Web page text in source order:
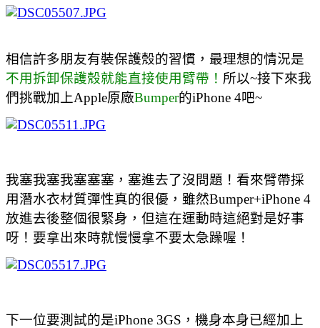
相信許多朋友有裝保護殼的習慣，最理想的情況是
不用拆卸保護殼就能直接使用臂帶！ 所以~接下來我
們挑戰加上Apple原廠Bumper的iPhone 4吧~
我塞我塞我塞塞塞，塞進去了沒問題 ！看來臂帶採
用潛水衣材質彈性真的很優，雖然Bumper+iPhone 4
放進去後整個很緊身，但這在運動時這絕對是好事
呀！要拿出來時就慢慢拿不要太急躁喔！
下一位要測試的是iPhone 3GS，機身本身已經加上